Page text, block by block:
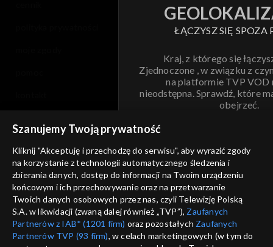
ŁĄCZYSZ SIĘ SPOZA
Kraj, z którego się
Zjednoczone , w związku z
na platformie TVP VOD
nieodstępna. Sprawdź, które
obejrzeć.
ANULUJ
informacje o dostawcy usług
Szanujemy Twoją prywatność
Kliknij "Akceptuję i przechodzę do serwisu", aby wyrazić zgody
na korzystanie z technologii automatycznego śledzenia i
zbierania danych, dostęp do informacji na Twoim urządzeniu
końcowym i ich przechowywanie oraz na przetwarzanie
Twoich danych osobowych przez nas, czyli Telewizję Polską
S.A. w likwidacji (zwaną dalej również „TVP”), Zaufanych
Partnerów z IAB* (1201 firm) oraz pozostałych Zaufanych
Partnerów TVP (93 firm), w celach marketingowych (w tym do